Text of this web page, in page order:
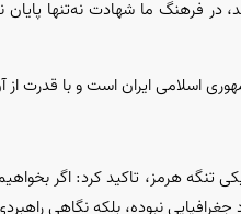
در فرهنگ ما شهادت نه‌تنها
اسلامی ایران است و با قدرت
تنگه هرمز، تاکید کرد: اگر
نبوده، بلکه نگاهی